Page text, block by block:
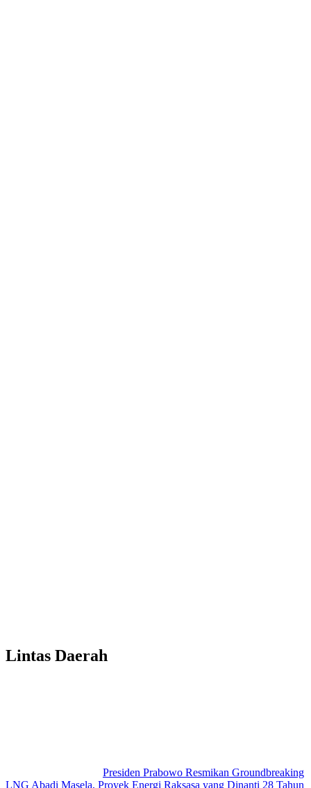
Lintas Daerah
Presiden Prabowo Resmikan Groundbreaking
LNG Abadi Masela, Proyek Energi Raksasa yang Dinanti 28 Tahun